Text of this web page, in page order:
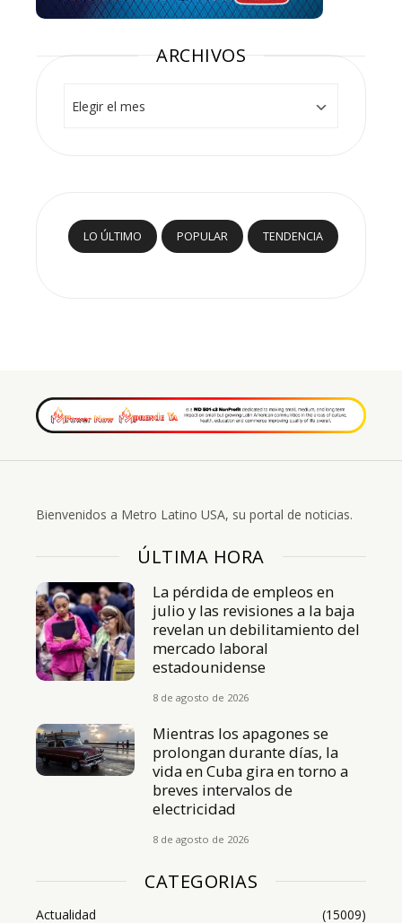
ARCHIVOS
LO ÚLTIMO POPULAR TENDENCIA
Bienvenidos a Metro Latino USA, su portal de noticias.
ÚLTIMA HORA
La pérdida de empleos en
julio y las revisiones a la baja
revelan un debilitamiento del
mercado laboral
estadounidense
8 de agosto de 2026
Mientras los apagones se
prolongan durante días, la
vida en Cuba gira en torno a
breves intervalos de
electricidad
8 de agosto de 2026
CATEGORIAS
Actualidad
(15009)